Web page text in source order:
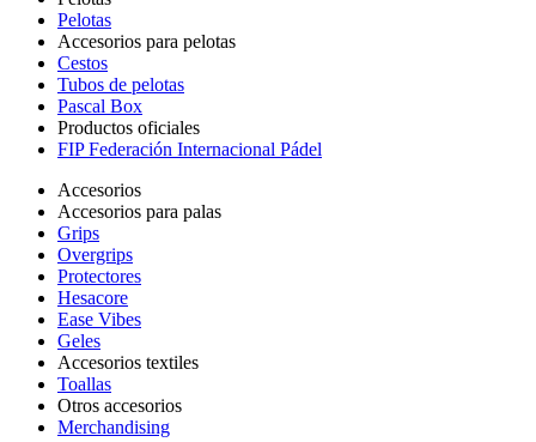
Pelotas
Accesorios para pelotas
Cestos
Tubos de pelotas
Pascal Box
Productos oficiales
FIP Federación Internacional Pádel
Accesorios
Accesorios para palas
Grips
Overgrips
Protectores
Hesacore
Ease Vibes
Geles
Accesorios textiles
Toallas
Otros accesorios
Merchandising